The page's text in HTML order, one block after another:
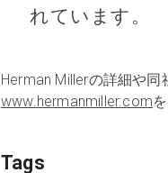
れています。
Herman Millerの詳細や
www.hermanmiller.com
Tags